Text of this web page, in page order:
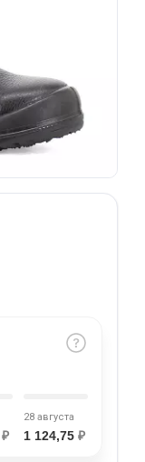
₽
28 августа
1 124,75 ₽